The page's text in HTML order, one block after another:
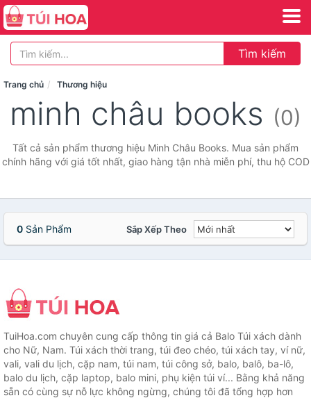
Tìm kiếm
Trang chủ Thương hiệu
minh châu books (0)
Tất cả sản phẩm thương hiệu Minh Châu Books. Mua sản phẩm
chính hãng với giá tốt nhất, giao hàng tận nhà miễn phí, thu hộ COD
0 Sản Phẩm Sắp Xếp Theo
TuiHoa.com chuyên cung cấp thông tin giá cả Balo Túi xách dành
cho Nữ, Nam. Túi xách thời trang, túi đeo chéo, túi xách tay, ví nữ,
vali, vali du lịch, cặp nam, túi nam, túi công sở, balo, balô, ba-lô,
balo du lịch, cặp laptop, balo mini, phụ kiện túi ví... Bằng khả năng
sẵn có cùng sự nỗ lực không ngừng, chúng tôi đã tổng hợp hơn